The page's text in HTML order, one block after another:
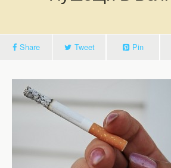
Share Tweet Pin